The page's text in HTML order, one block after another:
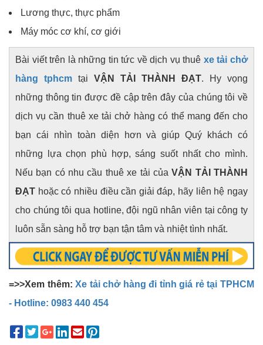
Lương thực, thực phẩm
Máy móc cơ khí, cơ giới
Bài viết trên là những tin tức về dịch vụ thuê xe tải chở
hàng tphcm tại VẬN TẢI THÀNH ĐẠT. Hy vọng
những thông tin được đề cập trên đây của chúng tôi về
dịch vụ cần thuê xe tải chở hàng có thể mang đến cho
bạn cái nhìn toàn diện hơn và giúp Quý khách có
những lựa chọn phù hợp, sáng suốt nhất cho mình.
Nếu bạn có nhu cầu thuê xe tải củaVẬN TẢI THÀNH
ĐẠT hoặc có nhiều điều cần giải đáp, hãy liên hệ ngay
cho chúng tôi qua hotline, đội ngũ nhân viên tại công ty
luôn sẵn sàng hỗ trợ bạn tận tâm và nhiệt tình nhất.
=>>Xem thêm:Xe tải chở hàng đi tỉnh giá rẻ tại TPHCM
- Hotline: 0983 440 454